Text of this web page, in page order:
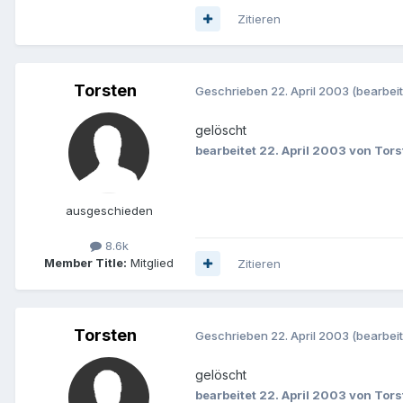
Zitieren
Torsten
ausgeschieden
8.6k
Member Title: Mitglied
Geschrieben 22. April 2003
gelöscht
bearbeitet 22. April 2003 von
Zitieren
Torsten Geschrieben 22. April 2003
gelöscht
bearbeitet 22. April 2003 von